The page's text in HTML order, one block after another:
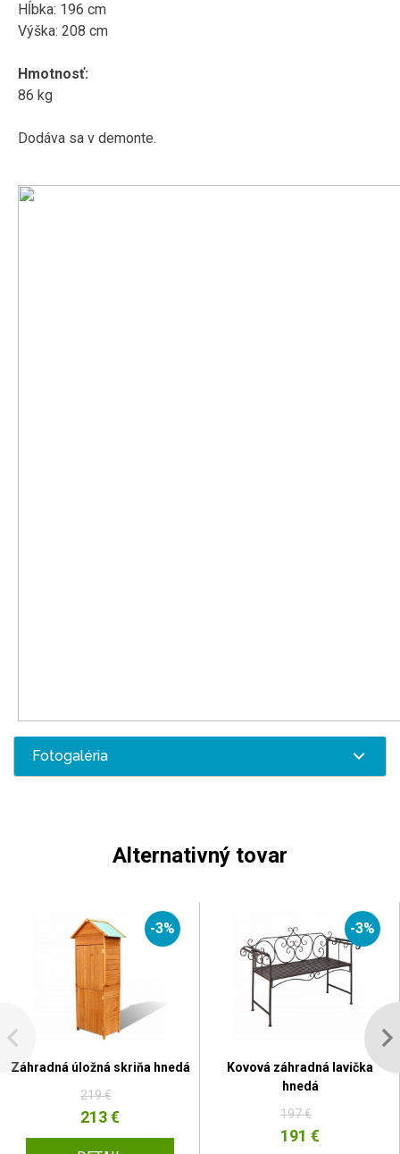
Hĺbka: 196 cm
Výška: 208 cm
Hmotnosť:
86 kg
Dodáva sa v demonte.
Fotogaléria
Alternativný tovar
-3%
Záhradná úložná skriňa hnedá
219 €
213 €
-3%
Kovová záhradná lavička
hnedá
197 €
191 €